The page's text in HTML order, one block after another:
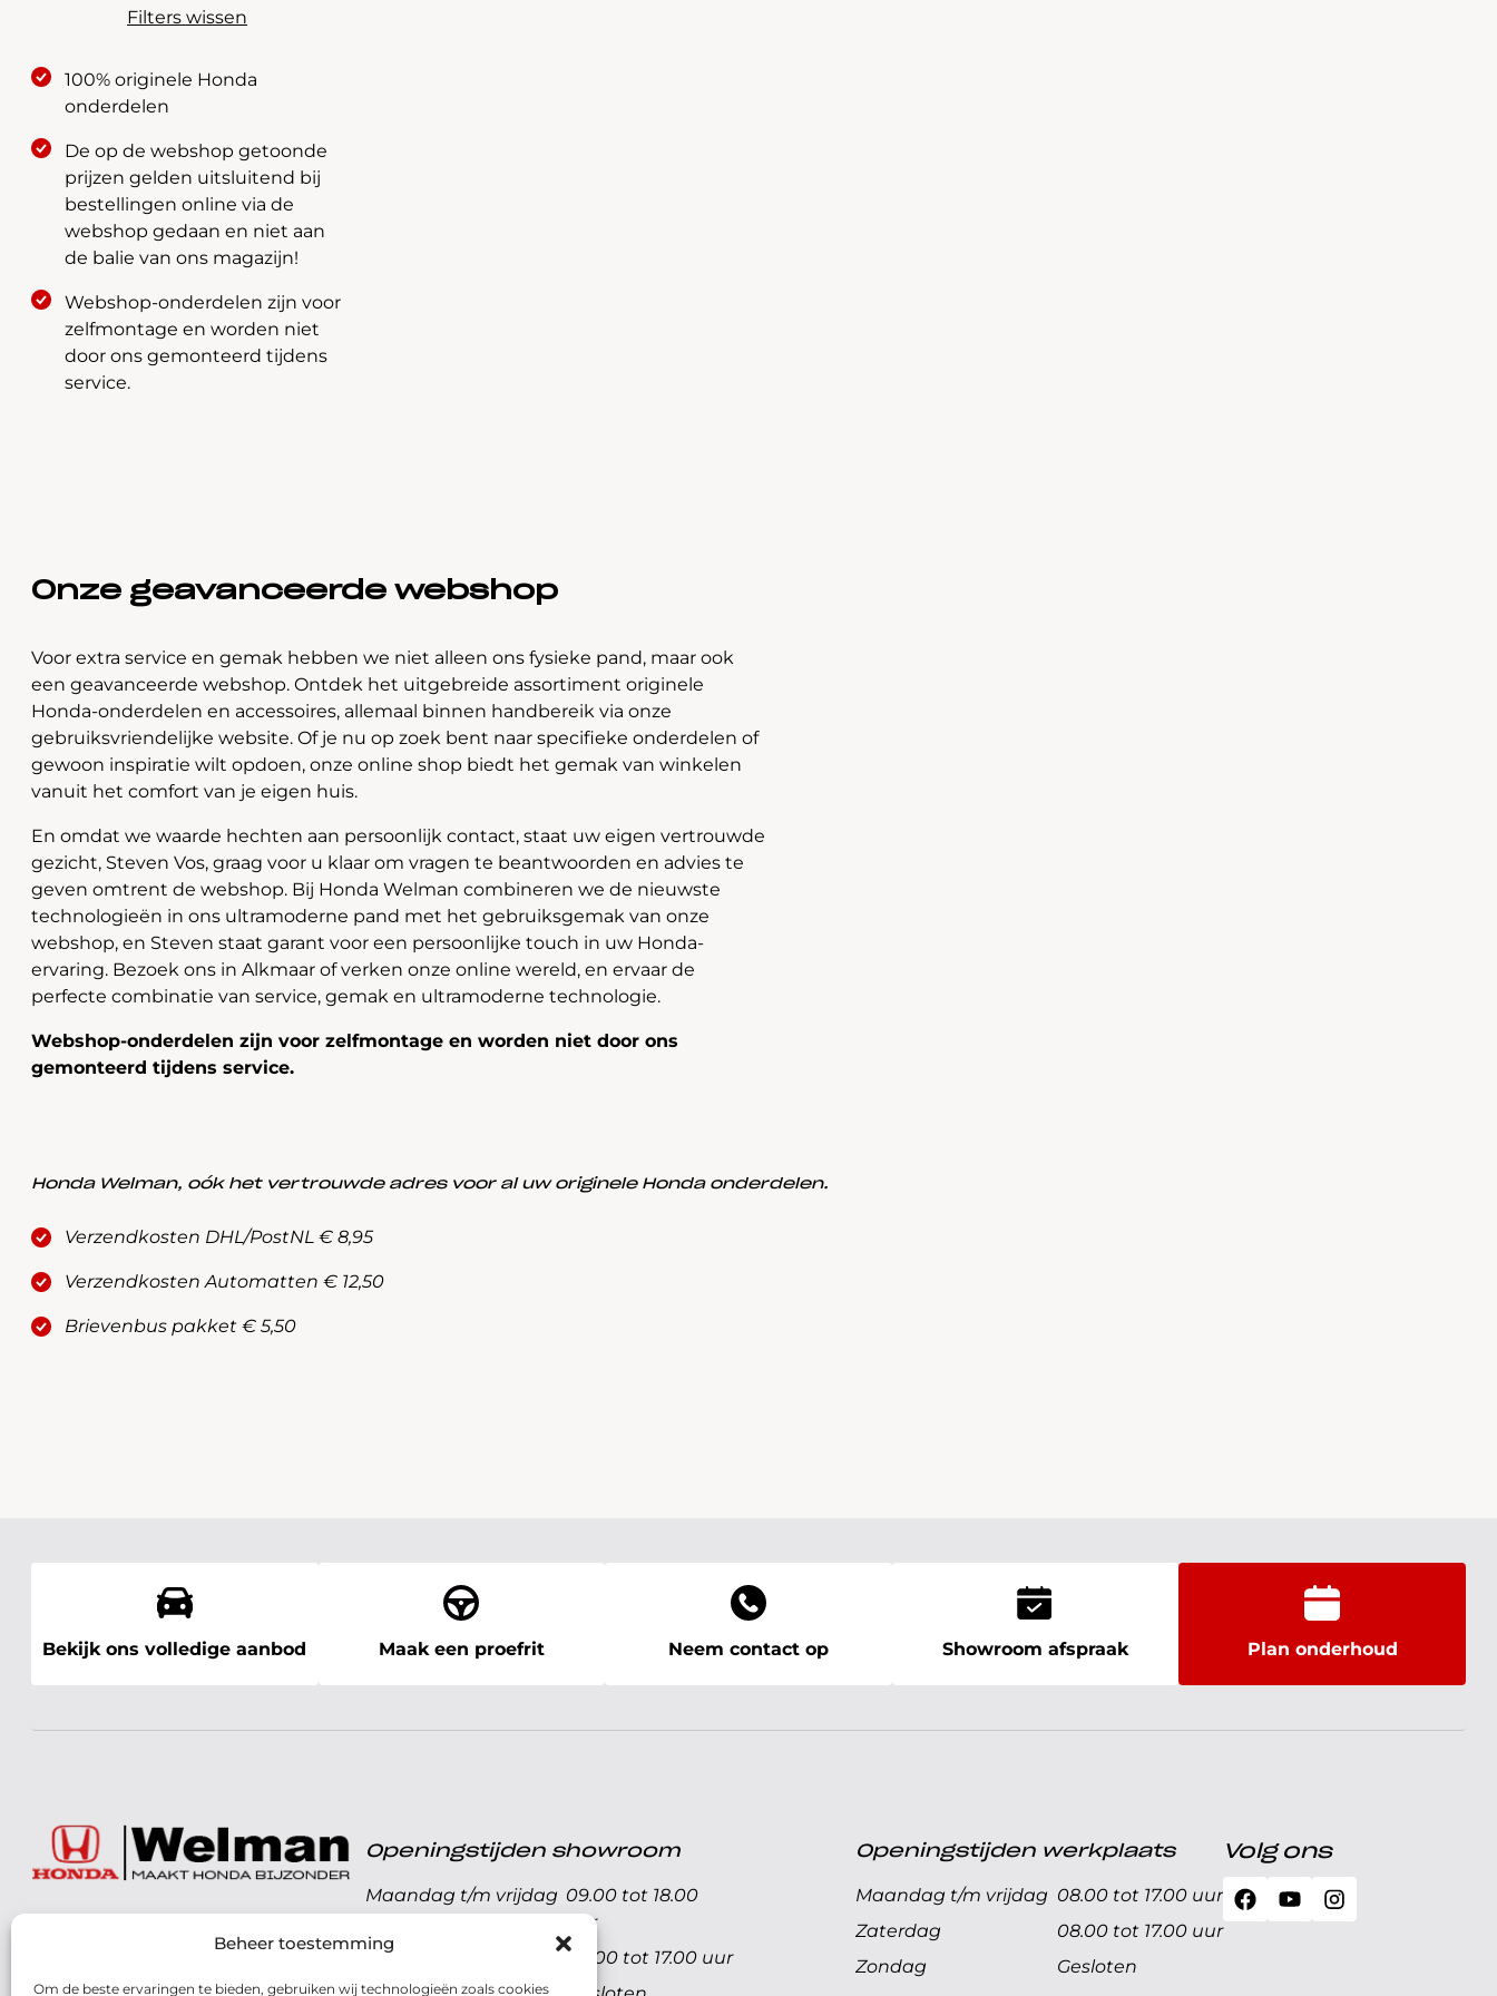
Beheer toestemming
Om de beste ervaringen te bieden, gebruiken wij technologieën zoals cookies
Filters wissen
100% originele Honda
onderdelen
De op de webshop getoonde
prijzen gelden uitsluitend bij
bestellingen online via de
webshop gedaan en niet aan
de balie van ons magazijn!
Webshop-onderdelen zijn voor
zelfmontage en worden niet
door ons gemonteerd tijdens
service.
Onze geavanceerde webshop
Voor extra service en gemak hebben we niet alleen ons fysieke pand, maar ook
een geavanceerde webshop. Ontdek het uitgebreide assortiment originele
Honda-onderdelen en accessoires, allemaal binnen handbereik via onze
gebruiksvriendelijke website. Of je nu op zoek bent naar specifieke onderdelen of
gewoon inspiratie wilt opdoen, onze online shop biedt het gemak van winkelen
vanuit het comfort van je eigen huis.
En omdat we waarde hechten aan persoonlijk contact, staat uw eigen vertrouwde
gezicht, Steven Vos, graag voor u klaar om vragen te beantwoorden en advies te
geven omtrent de webshop. Bij Honda Welman combineren we de nieuwste
technologieën in ons ultramoderne pand met het gebruiksgemak van onze
webshop, en Steven staat garant voor een persoonlijke touch in uw Honda-
ervaring. Bezoek ons in Alkmaar of verken onze online wereld, en ervaar de
perfecte combinatie van service, gemak en ultramoderne technologie.
Webshop-onderdelen zijn voor zelfmontage en worden niet door ons
gemonteerd tijdens service.
Honda Welman, oók het vertrouwde adres voor al uw originele Honda onderdelen.
Verzendkosten DHL/PostNL € 8,95
Verzendkosten Automatten € 12,50
Brievenbus pakket € 5,50
Bekijk ons volledige aanbod Maak een proefrit Neem contact op Showroom afspraak Plan onderhoud
072 - 57 16 9 40
Parelweg 3, 1812 RS
Openingstijden showroom
Maandag t/m vrijdag 09.00 tot 18.00
uur
Zaterdag
09.00 tot 17.00 uur
Openingstijden werkplaats
Maandag t/m vrijdag 08.00 tot 17.00 uur
Zaterdag
08.00 tot 17.00 uur
Zondag
Gesloten
Volg ons